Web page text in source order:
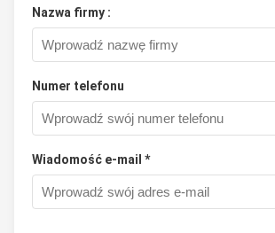
Nazwa firmy :
Numer telefonu
Wiadomość e-mail *